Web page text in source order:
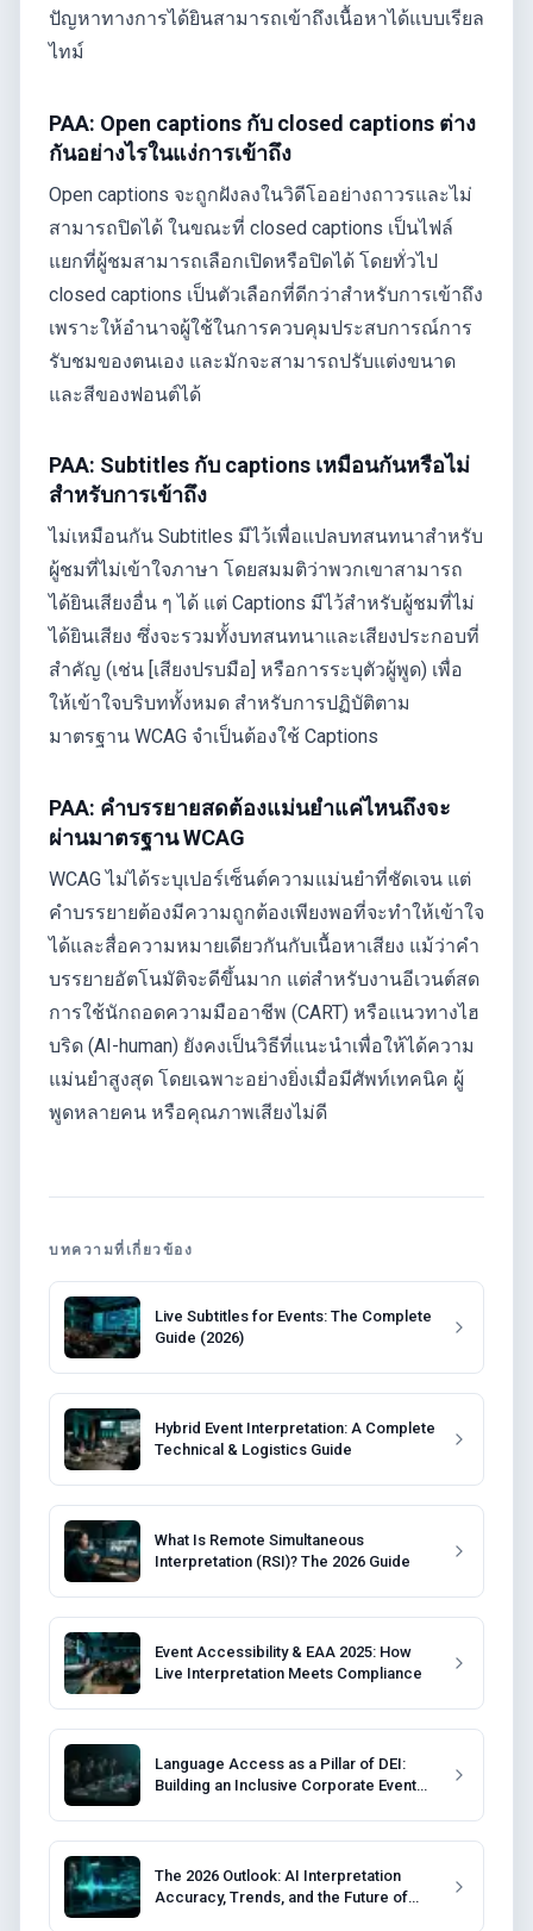
ปัญหาทางการได้ยินสามารถเข้าถึงเนื้อหาได้แบบเรียล
ไทม์
PAA: Open captions กับ closed captions ต่าง
กันอย่างไรในแง่การเข้าถึง
Open captions จะถูกฝังลงในวิดีโออย่างถาวรและไม่
สามารถปิดได้ ในขณะที่ closed captions เป็นไฟล์
แยกที่ผู้ชมสามารถเลือกเปิดหรือปิดได้ โดยทั่วไป
closed captions เป็นตัวเลือกที่ดีกว่าสำหรับการเข้าถึง
เพราะให้อำนาจผู้ใช้ในการควบคุมประสบการณ์การ
รับชมของตนเอง และมักจะสามารถปรับแต่งขนาด
และสีของฟอนต์ได้
PAA: Subtitles กับ captions เหมือนกันหรือไม่
สำหรับการเข้าถึง
ไม่เหมือนกัน Subtitles มีไว้เพื่อแปลบทสนทนาสำหรับ
ผู้ชมที่ไม่เข้าใจภาษา โดยสมมติว่าพวกเขาสามารถ
ได้ยินเสียงอื่น ๆ ได้ แต่ Captions มีไว้สำหรับผู้ชมที่ไม่
ได้ยินเสียง ซึ่งจะรวมทั้งบทสนทนาและเสียงประกอบที่
สำคัญ (เช่น [เสียงปรบมือ] หรือการระบุตัวผู้พูด) เพื่อ
ให้เข้าใจบริบททั้งหมด สำหรับการปฏิบัติตาม
มาตรฐาน WCAG จำเป็นต้องใช้ Captions
PAA: คำบรรยายสดต้องแม่นยำแค่ไหนถึงจะ
ผ่านมาตรฐาน WCAG
WCAG ไม่ได้ระบุเปอร์เซ็นต์ความแม่นยำที่ชัดเจน แต่
คำบรรยายต้องมีความถูกต้องเพียงพอที่จะทำให้เข้าใจ
ได้และสื่อความหมายเดียวกันกับเนื้อหาเสียง แม้ว่าคำ
บรรยายอัตโนมัติจะดีขึ้นมาก แต่สำหรับงานอีเวนต์สด
การใช้นักถอดความมืออาชีพ (CART) หรือแนวทางไฮ
บริด (AI-human) ยังคงเป็นวิธีที่แนะนำเพื่อให้ได้ความ
แม่นยำสูงสุด โดยเฉพาะอย่างยิ่งเมื่อมีศัพท์เทคนิค ผู้
พูดหลายคน หรือคุณภาพเสียงไม่ดี
บทความที่เกี่ยวข้อง
Live Subtitles for Events: The Complete
Guide (2026)
Hybrid Event Interpretation: A Complete
Technical & Logistics Guide
What Is Remote Simultaneous
Interpretation (RSI)? The 2026 Guide
Event Accessibility & EAA 2025: How
Live Interpretation Meets Compliance
Language Access as a Pillar of DEI:
Building an Inclusive Corporate Event
The 2026 Outlook: AI Interpretation
Accuracy, Trends, and the Future of